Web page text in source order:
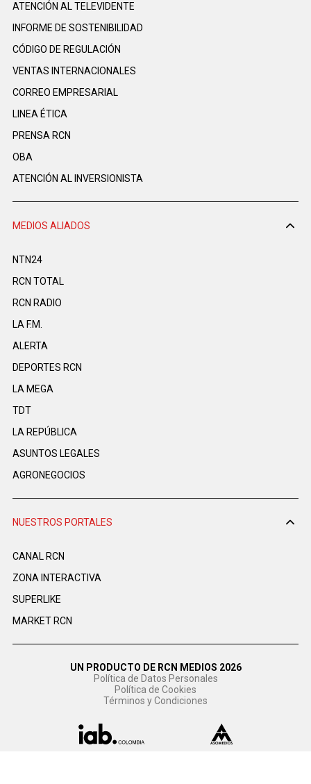
ATENCIÓN AL TELEVIDENTE
INFORME DE SOSTENIBILIDAD
CÓDIGO DE REGULACIÓN
VENTAS INTERNACIONALES
CORREO EMPRESARIAL
LINEA ÉTICA
PRENSA RCN
OBA
ATENCIÓN AL INVERSIONISTA
MEDIOS ALIADOS
NTN24
RCN TOTAL
RCN RADIO
LA F.M.
ALERTA
DEPORTES RCN
LA MEGA
TDT
LA REPÚBLICA
ASUNTOS LEGALES
AGRONEGOCIOS
NUESTROS PORTALES
CANAL RCN
ZONA INTERACTIVA
SUPERLIKE
MARKET RCN
UN PRODUCTO DE RCN MEDIOS 2026
Política de Datos Personales
Política de Cookies
Términos y Condiciones